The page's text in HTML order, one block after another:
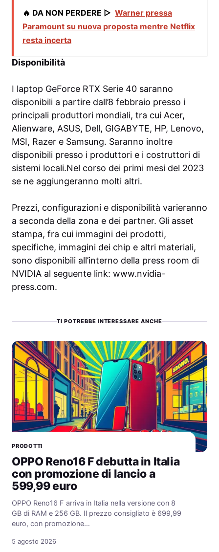
🔥 DA NON PERDERE ▷ Warner pressa
Paramount su nuova proposta mentre Netflix
resta incerta
Disponibilità
I laptop GeForce RTX Serie 40 saranno
disponibili a partire dall’8 febbraio presso i
principali produttori mondiali, tra cui Acer,
Alienware, ASUS, Dell, GIGABYTE, HP, Lenovo,
MSI, Razer e Samsung. Saranno inoltre
disponibili presso i produttori e i costruttori di
sistemi locali.Nel corso dei primi mesi del 2023
se ne aggiungeranno molti altri.
Prezzi, configurazioni e disponibilità varieranno
a seconda della zona e dei partner. Gli asset
stampa, fra cui immagini dei prodotti,
specifiche, immagini dei chip e altri materiali,
sono disponibili all’interno della press room di
NVIDIA al seguente link: www.nvidia-
press.com.
TI POTREBBE INTERESSARE ANCHE
PRODOTTI
OPPO Reno16 F debutta in Italia
con promozione di lancio a
599,99 euro
OPPO Reno16 F arriva in Italia nella versione con 8
GB di RAM e 256 GB. Il prezzo consigliato è 699,99
euro, con promozione…
5 agosto 2026